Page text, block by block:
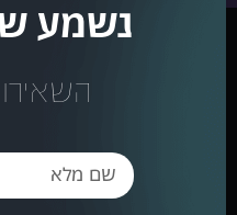
מחמאות
נשמע